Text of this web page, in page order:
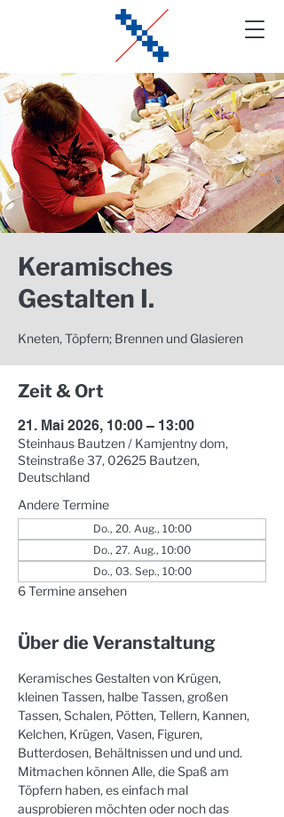
Keramisches
Gestalten I.
Kneten, Töpfern; Brennen und Glasieren
Zeit & Ort
21. Mai 2026, 10:00 – 13:00
Steinhaus Bautzen / Kamjentny dom,
Steinstraße 37, 02625 Bautzen,
Deutschland
Andere Termine
Do., 20. Aug., 10:00
Do., 27. Aug., 10:00
Do., 03. Sep., 10:00
6 Termine ansehen
Über die Veranstaltung
Keramisches Gestalten von Krügen,
kleinen Tassen, halbe Tassen, großen
Tassen, Schalen, Pötten, Tellern, Kannen,
Kelchen, Krügen, Vasen, Figuren,
Butterdosen, Behältnissen und und und.
Mitmachen können Alle, die Spaß am
Töpfern haben, es einfach mal
ausprobieren möchten oder noch das